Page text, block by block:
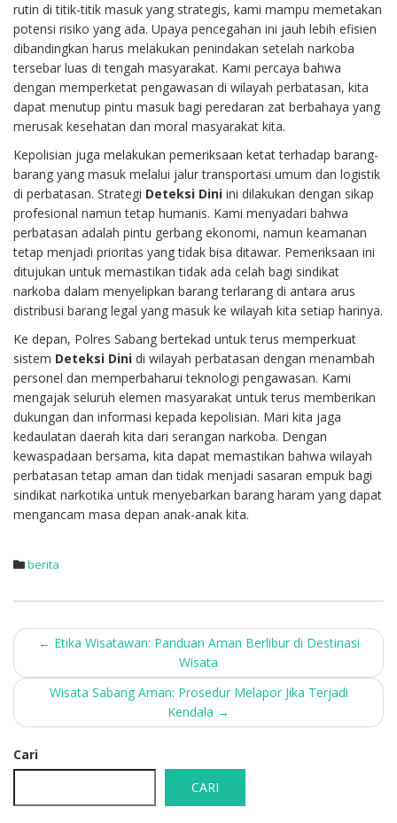
rutin di titik-titik masuk yang strategis, kami mampu memetakan
potensi risiko yang ada. Upaya pencegahan ini jauh lebih efisien
dibandingkan harus melakukan penindakan setelah narkoba
tersebar luas di tengah masyarakat. Kami percaya bahwa
dengan memperketat pengawasan di wilayah perbatasan, kita
dapat menutup pintu masuk bagi peredaran zat berbahaya yang
merusak kesehatan dan moral masyarakat kita.
Kepolisian juga melakukan pemeriksaan ketat terhadap barang-
barang yang masuk melalui jalur transportasi umum dan logistik
di perbatasan. Strategi Deteksi Dini ini dilakukan dengan sikap
profesional namun tetap humanis. Kami menyadari bahwa
perbatasan adalah pintu gerbang ekonomi, namun keamanan
tetap menjadi prioritas yang tidak bisa ditawar. Pemeriksaan ini
ditujukan untuk memastikan tidak ada celah bagi sindikat
narkoba dalam menyelipkan barang terlarang di antara arus
distribusi barang legal yang masuk ke wilayah kita setiap harinya.
Ke depan, Polres Sabang bertekad untuk terus memperkuat
sistem Deteksi Dini di wilayah perbatasan dengan menambah
personel dan memperbaharui teknologi pengawasan. Kami
mengajak seluruh elemen masyarakat untuk terus memberikan
dukungan dan informasi kepada kepolisian. Mari kita jaga
kedaulatan daerah kita dari serangan narkoba. Dengan
kewaspadaan bersama, kita dapat memastikan bahwa wilayah
perbatasan tetap aman dan tidak menjadi sasaran empuk bagi
sindikat narkotika untuk menyebarkan barang haram yang dapat
mengancam masa depan anak-anak kita.
berita
Post
navigation
← Etika Wisatawan: Panduan Aman Berlibur di Destinasi
Wisata
Wisata Sabang Aman: Prosedur Melapor Jika Terjadi
Kendala →
Cari
CARI